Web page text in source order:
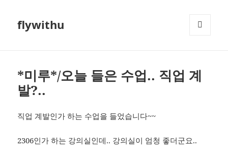
flywithu
*미루*/오늘 들은 수업.. 직업 계
발?..
직업 계발인가 하는 수업을 들었습니다~~
2306인가 하는 강의실인데.. 강의실이 엄청 좋더군요..